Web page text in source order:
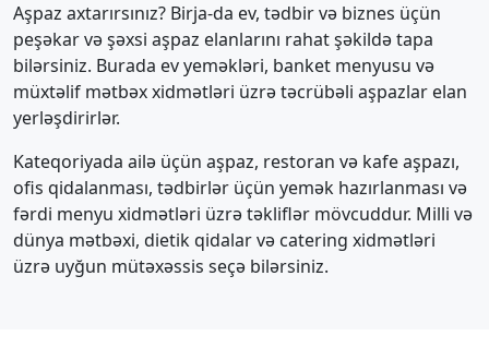
Aşpaz axtarırsınız? Birja-da ev, tədbir və biznes üçün
peşəkar və şəxsi aşpaz elanlarını rahat şəkildə tapa
bilərsiniz. Burada ev yeməkləri, banket menyusu və
müxtəlif mətbəx xidmətləri üzrə təcrübəli aşpazlar elan
yerləşdirirlər.
Kateqoriyada ailə üçün aşpaz, restoran və kafe aşpazı,
ofis qidalanması, tədbirlər üçün yemək hazırlanması və
fərdi menyu xidmətləri üzrə təkliflər mövcuddur. Milli və
dünya mətbəxi, dietik qidalar və catering xidmətləri
üzrə uyğun mütəxəssis seçə bilərsiniz.